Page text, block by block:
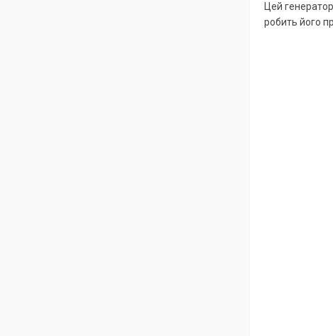
Цей
робить його